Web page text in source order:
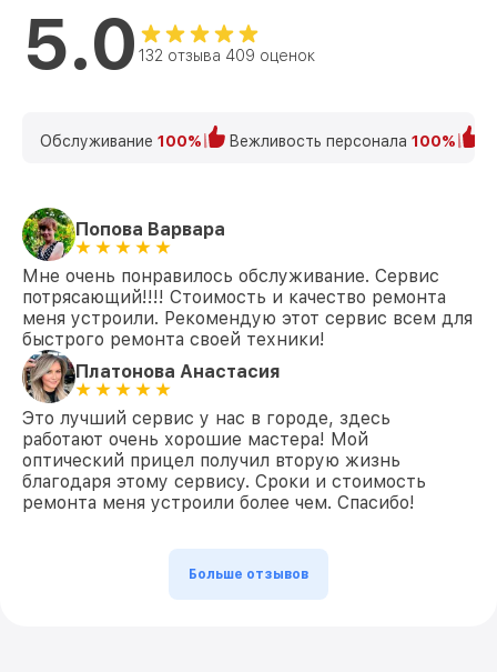
5.0 132 отзыва 409 оценок
Обслуживание 100% Вежливость персонала 100%
Попова Варвара
Мне очень понравилось обслуживание. Сервис
потрясающий!!!! Стоимость и качество ремонта
меня устроили. Рекомендую этот сервис всем для
быстрого ремонта своей техники!
Платонова Анастасия
Это лучший сервис у нас в городе, здесь
работают очень хорошие мастера! Мой
оптический прицел получил вторую жизнь
благодаря этому сервису. Сроки и стоимость
ремонта меня устроили более чем. Спасибо!
Больше отзывов